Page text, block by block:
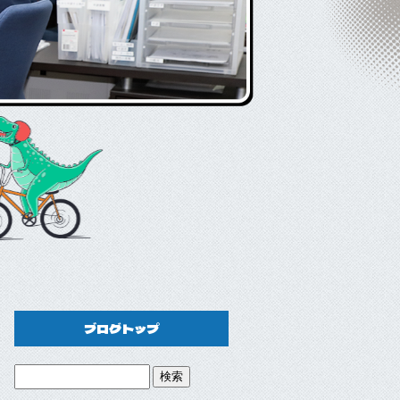
ブログトップ